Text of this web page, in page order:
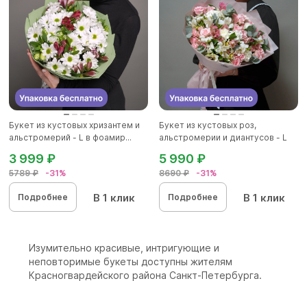
Букет из кустовых хризантем и
альстромерий - L в фоамир...
5789 ₽ -31%
3 999 ₽
Подробнее В 1 клик
Букет из кустовых роз,
альстромерии и диантусов - L
8690 ₽ -31%
5 990 ₽
Подробнее В 1 клик
Изумительно красивые, интригующие и
неповторимые букеты доступны жителям
Красногвардейского района Санкт-Петербурга.